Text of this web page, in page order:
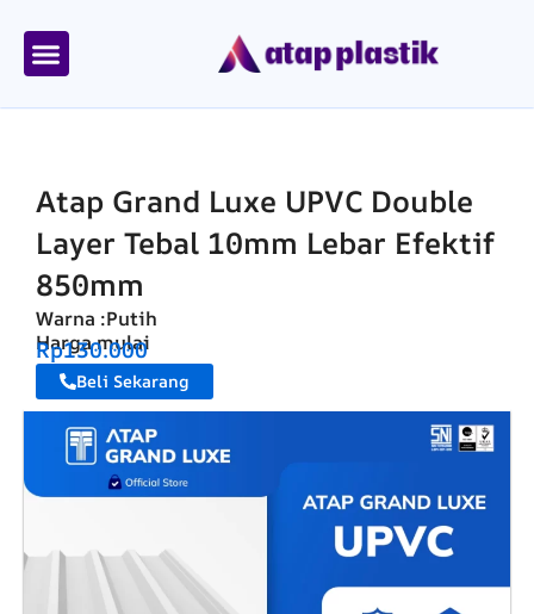
content
Atap Grand Luxe UPVC Double
Layer Tebal 10mm Lebar Efektif
850mm
Warna :Putih
Harga mulai
Rp130.000
Beli Sekarang